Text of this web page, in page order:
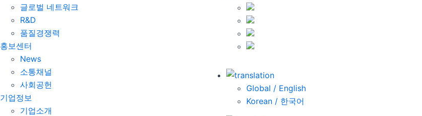
글로벌 네트워크
R&D
품질경쟁력
홍보센터
News
소통채널
사회공헌
기업정보
기업소개
Global / English
Korean / 한국어